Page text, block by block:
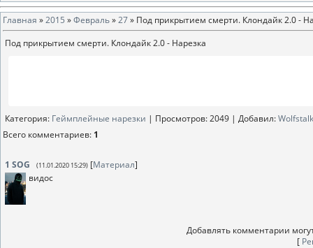
Главная »2015 »Февраль»27» Под прикрытием смерти. Клондайк 2.0 -
Под прикрытием смерти. Клондайк 2.0 - Нарезка
Категория: Геймплейные нарезки | Просмотров: 2049 | Добавил:
Всего комментариев: 1
1 SOG (11.01.2020 15:29) [Материал]
видос
Добавлять комментарии
[